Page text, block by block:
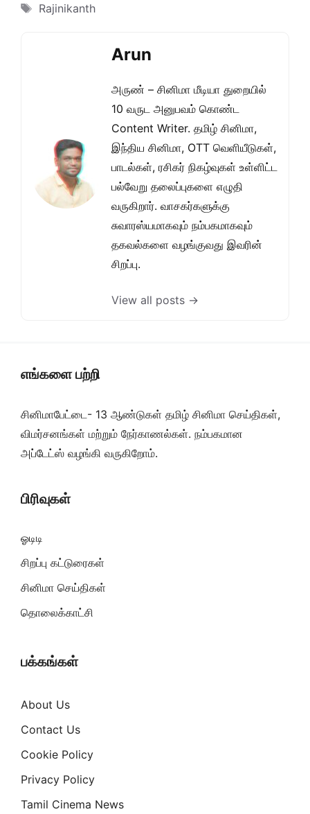
Tags
Rajinikanth
Arun
அருண் – சினிமா மீடியா துறையில்
10 வருட அனுபவம் கொண்ட
Content Writer. தமிழ் சினிமா,
இந்திய சினிமா, OTT வெளியீடுகள்,
பாடல்கள், ரசிகர் நிகழ்வுகள் உள்ளிட்ட
பல்வேறு தலைப்புகளை எழுதி
வருகிறார். வாசகர்களுக்கு
சுவாரஸ்யமாகவும் நம்பகமாகவும்
தகவல்களை வழங்குவது இவரின்
சிறப்பு.
View all posts →
எங்களை பற்றி
சினிமாபேட்டை- 13 ஆண்டுகள் தமிழ் சினிமா செய்திகள்,
விமர்சனங்கள் மற்றும் நேர்காணல்கள். நம்பகமான
அப்டேட்ஸ் வழங்கி வருகிறோம்.
பிரிவுகள்
ஓடிடி
சிறப்பு கட்டுரைகள்
சினிமா செய்திகள்
தொலைக்காட்சி
பக்கங்கள்
About Us
Contact Us
Cookie Policy
Privacy Policy
Tamil Cinema News